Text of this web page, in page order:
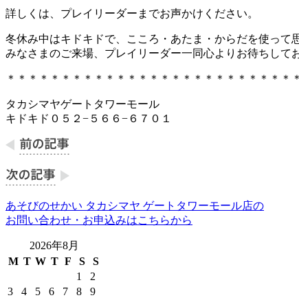
詳しくは、プレイリーダーまでお声かけください。
冬休み中はキドキドで、こころ・あたま・からだを使って
みなさまのご来場、プレイリーダー一同心よりお待ちして
＊＊＊＊＊＊＊＊＊＊＊＊＊＊＊＊＊＊＊＊＊＊＊＊＊＊
タカシマヤゲートタワーモール
キドキド０５２−５６６−６７０１
あそびのせかい タカシマヤ ゲートタワーモール店の
お問い合わせ・お申込みはこちらから
2026年8月
M T W T F S
S
1
2
3
4 5 6 7 8
9